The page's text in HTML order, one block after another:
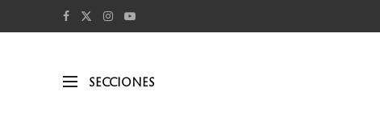
SECCIONES